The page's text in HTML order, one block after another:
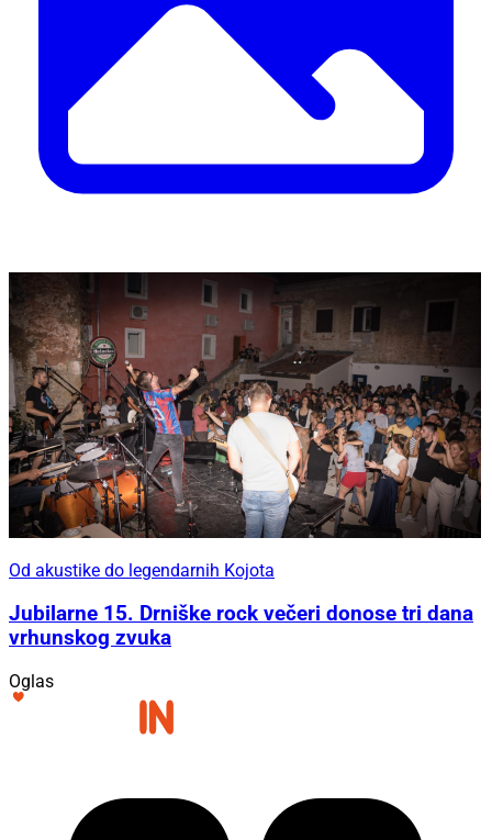
Od akustike do legendarnih Kojota
Jubilarne 15. Drniške rock večeri donose tri dana
vrhunskog zvuka
Oglas